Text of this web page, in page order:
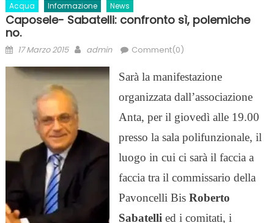
Acqua Informazione News
Caposele- Sabatelli: confronto sì, polemiche
no.
Posted
17 Marzo 2015 Author
admin Comment(0)
Sarà la manifestazione
organizzata dall’associazione
Anta, per il giovedì alle 19.00
presso la sala polifunzionale, il
luogo in cui ci sarà il faccia a
faccia tra il commissario della
Pavoncelli Bis Roberto
Sabatelli ed i comitati, i